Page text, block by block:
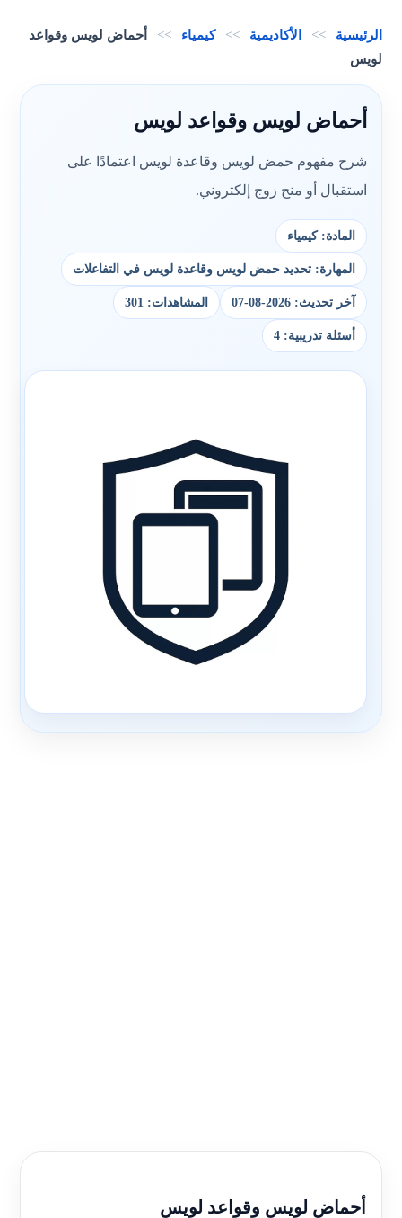
الرئيسية >> الأكاديمية >> كيمياء >>
أحماض لويس وقواعد
لويس
أحماض لويس وقواعد لويس
شرح مفهوم حمض لويس وقاعدة لويس اعتمادًا على
استقبال أو منح زوج إلكتروني.
المادة: كيمياء
المهارة: تحديد حمض لويس وقاعدة لويس في التفاعلات
آخر تحديث: 2026-08-07 المشاهدات: 301
أسئلة تدريبية: 4
أحماض لويس وقواعد لويس